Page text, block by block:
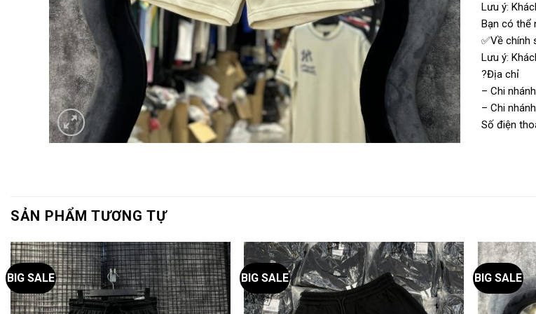
Lưu ý:
Bạn có thể
✅Về chính
Lưu ý:
?Địa chỉ
– Chi
– Chi
Số điện
SẢN PHẨM TƯƠNG TỰ
BIG SALE BIG SALE BIG SALE